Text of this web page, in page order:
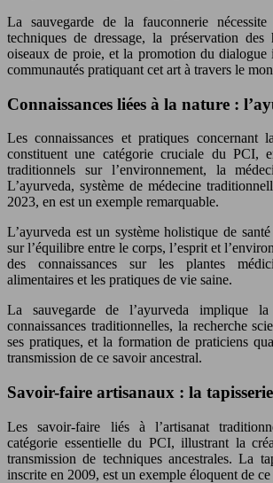
La sauvegarde de la fauconnerie
techniques de dressage, la préservation des
oiseaux de proie, et la promotion du dialogue
communautés pratiquant cet art à travers le
Connaissances liées à la nature :
Les connaissances et pratiques concernant
constituent une catégorie cruciale du PCI,
traditionnels sur l’environnement, la
L’ayurveda, système de médecine
2023, en est un exemple remarquable.
L’ayurveda est un système holistique de
sur l’équilibre entre le corps, l’esprit et
des connaissances sur les plantes
alimentaires et les pratiques de vie saine.
La sauvegarde de l’ayurveda implique la
connaissances traditionnelles, la recherche
ses pratiques, et la formation de praticiens
transmission de ce savoir ancestral.
Savoir-faire artisanaux : la
Les savoir-faire liés à l’artisanat
catégorie essentielle du PCI, illustrant la
transmission de techniques ancestrales. La
inscrite en 2009, est un exemple éloquent de